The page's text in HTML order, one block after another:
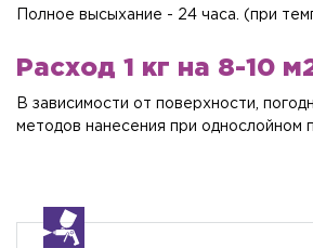
Полное высыхание - 24 часа. (при
Расход 1 кг на 8-10
В зависимости от поверхности,
методов нанесения при однослойном